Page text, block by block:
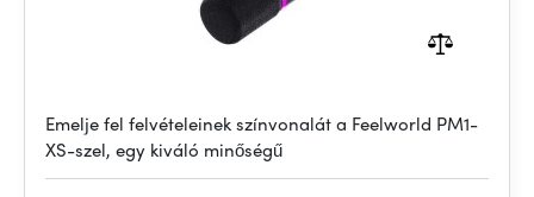
Emelje fel felvételeinek színvonalát a Feelworld PM1-
XS-szel, egy kiváló minőségű